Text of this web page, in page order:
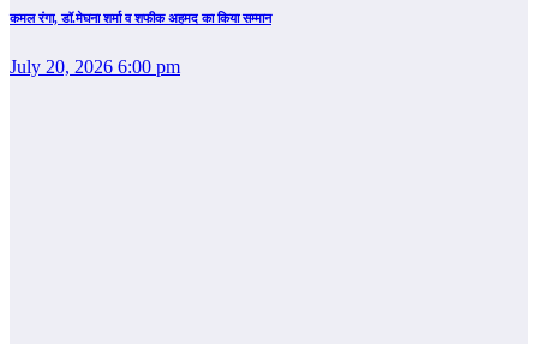
कमल रंगा, डॉ.मेघना शर्मा व शफीक अहमद का किया सम्‍मान
July 20, 2026 6:00 pm